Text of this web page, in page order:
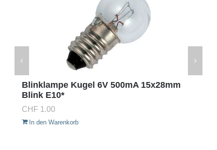
Blinklampe Kugel 6V 500mA 15x28mm
Blink E10*
CHF 1.00
In den Warenkorb